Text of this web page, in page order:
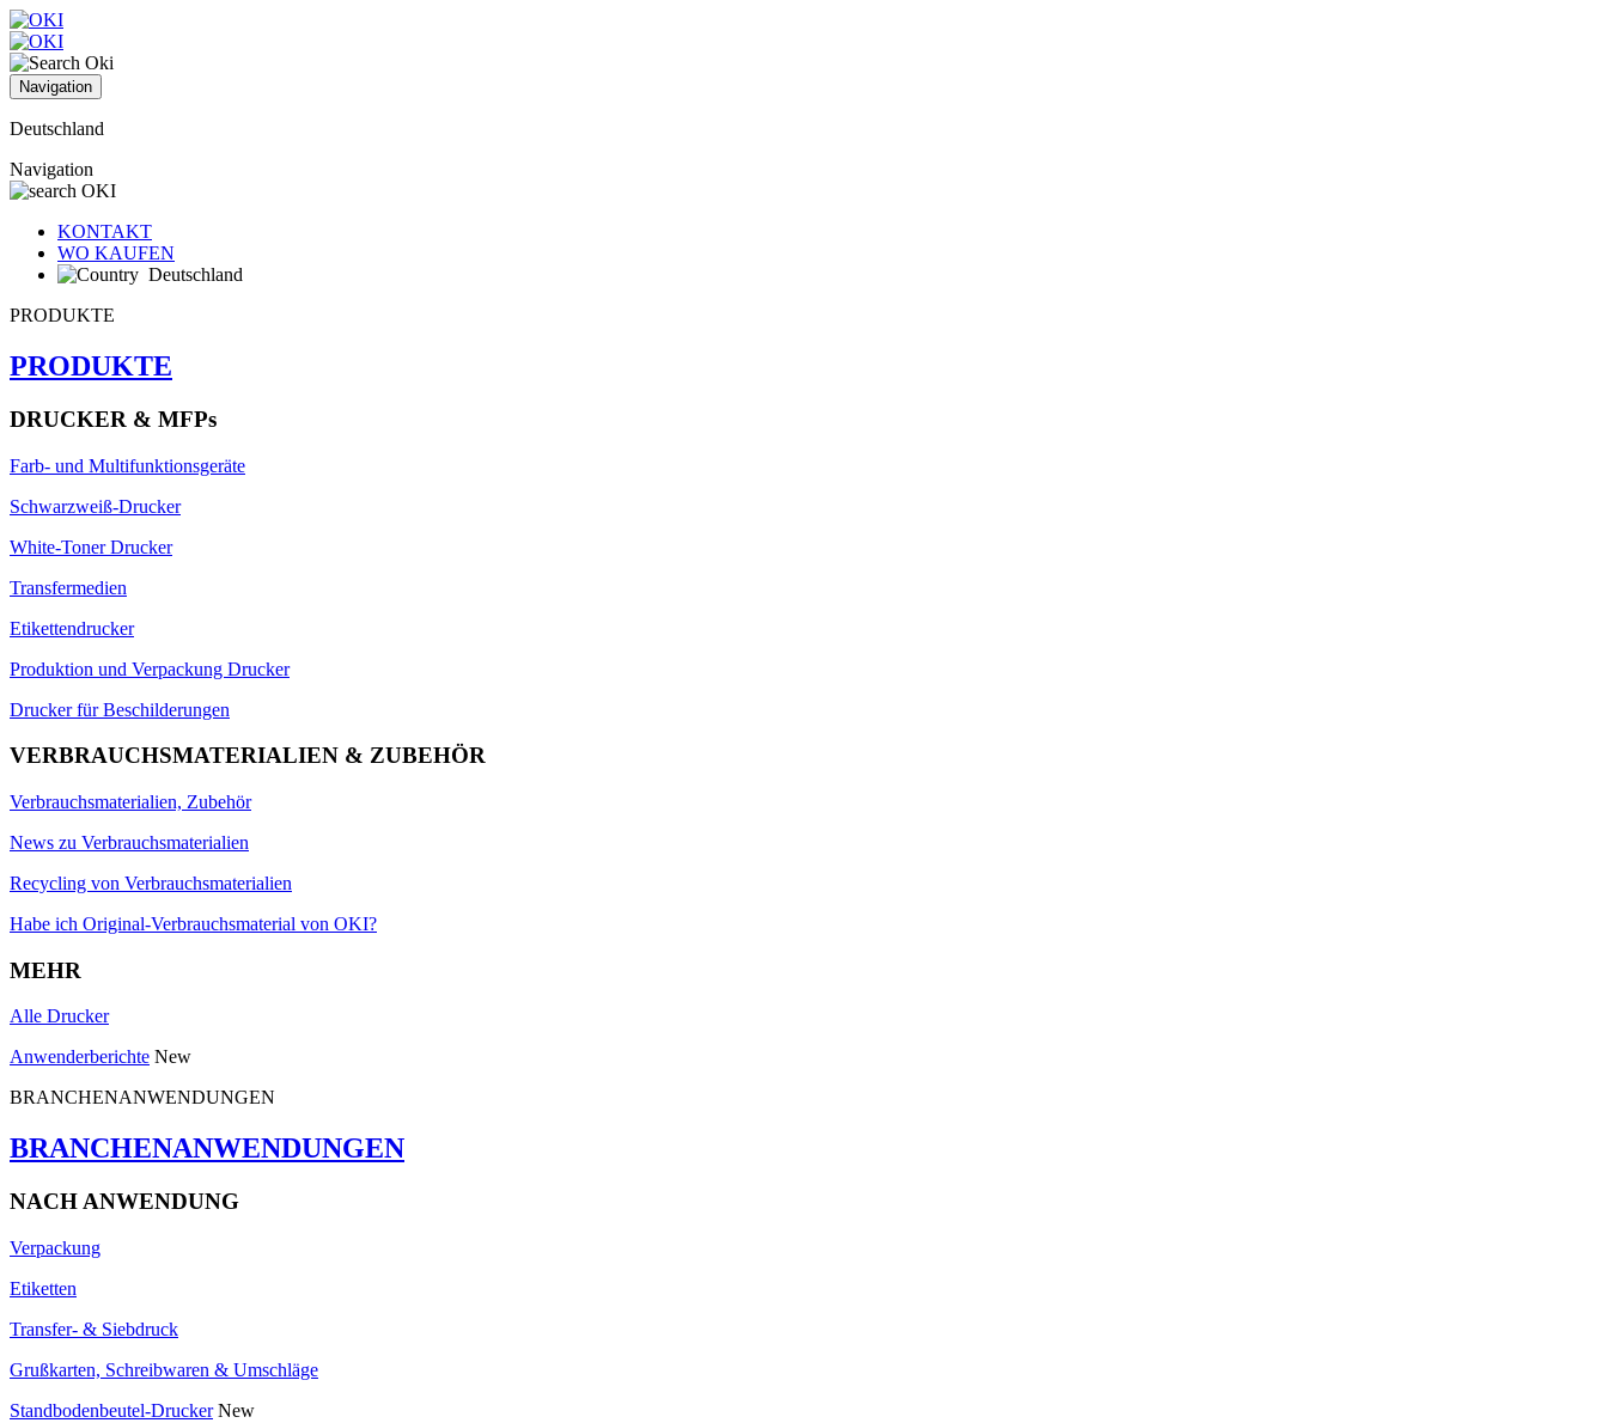
Navigation
Deutschland
Navigation
KONTAKT
WO KAUFEN
Deutschland
PRODUKTE
PRODUKTE
DRUCKER & MFPs
Farb- und Multifunktionsgeräte
Schwarzweiß-Drucker
White-Toner Drucker
Transfermedien
Etikettendrucker
Produktion und Verpackung Drucker
Drucker für Beschilderungen
VERBRAUCHSMATERIALIEN & ZUBEHÖR
Verbrauchsmaterialien, Zubehör
News zu Verbrauchsmaterialien
Recycling von Verbrauchsmaterialien
Habe ich Original-Verbrauchsmaterial von OKI?
MEHR
Alle Drucker
Anwenderberichte New
BRANCHENANWENDUNGEN
BRANCHENANWENDUNGEN
NACH ANWENDUNG
Verpackung
Etiketten
Transfer- & Siebdruck
Grußkarten, Schreibwaren & Umschläge
Standbodenbeutel-Drucker New